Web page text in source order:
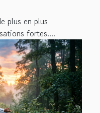
plus en plus
fortes....